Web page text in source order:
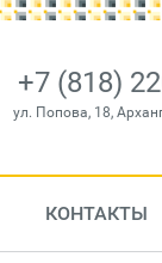
+7 (818)
ул. Попова, 18,
КОНТАКТЫ